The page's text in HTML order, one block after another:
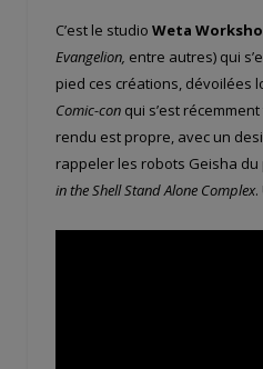
C’est le studio Weta
Evangelion, entre autres) qui
pied ces créations, dévoilées
Comic-con qui s’est
rendu est propre, avec un
rappeler les robots Geisha
in the Shell Stand Alone Complex